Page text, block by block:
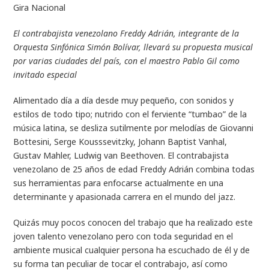
El contrabajista venezolano Freddy Adrián, integrante de la
Orquesta Sinfónica Simón Bolívar, llevará su propuesta musical
por varias ciudades del país, con el maestro Pablo Gil como
invitado especial
Alimentado día a día desde muy pequeño, con sonidos y
estilos de todo tipo; nutrido con el ferviente “tumbao” de la
música latina, se desliza sutilmente por melodías de Giovanni
Bottesini, Serge Kousssevitzky, Johann Baptist Vanhal,
Gustav Mahler, Ludwig van Beethoven. El contrabajista
venezolano de 25 años de edad Freddy Adrián combina todas
sus herramientas para enfocarse actualmente en una
determinante y apasionada carrera en el mundo del jazz.
Quizás muy pocos conocen del trabajo que ha realizado este
joven talento venezolano pero con toda seguridad en el
ambiente musical cualquier persona ha escuchado de él y de
su forma tan peculiar de tocar el contrabajo, así como